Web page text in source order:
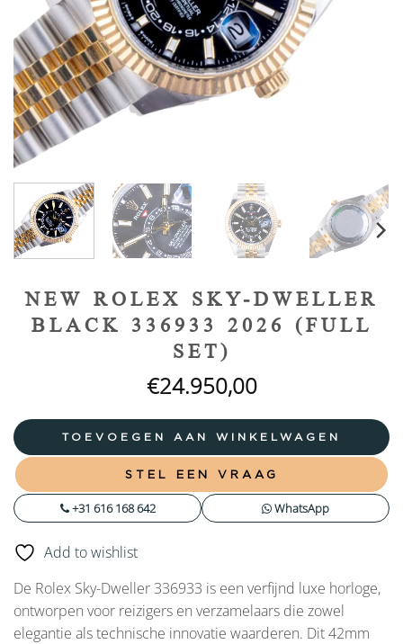
NEW ROLEX SKY-DWELLER
BLACK 336933 2026 (FULL
SET)
€24.950,00
TOEVOEGEN AAN WINKELWAGEN
STEL EEN VRAAG
+31 616 168 642 WhatsApp
Add to wishlist
De Rolex Sky-Dweller 336933 is een verfijnd luxe horloge,
ontworpen voor reizigers en verzamelaars die zowel
elegantie als technische innovatie waarderen. Dit 42mm